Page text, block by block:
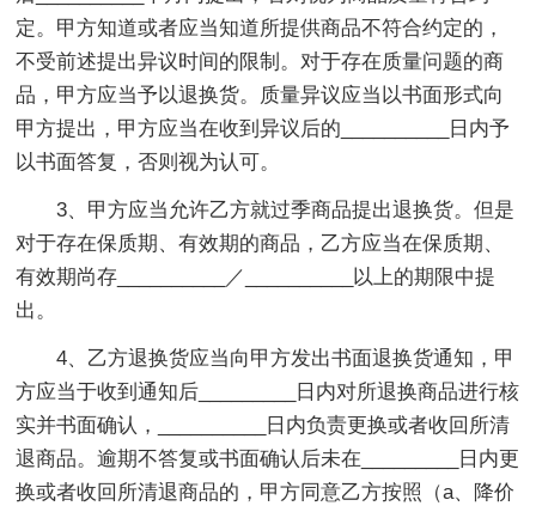
定。甲方知道或者应当知道所提供商品不符合约定的，
不受前述提出异议时间的限制。对于存在质量问题的商
品，甲方应当予以退换货。质量异议应当以书面形式向
甲方提出，甲方应当在收到异议后的__________日内予
以书面答复，否则视为认可。
3、甲方应当允许乙方就过季商品提出退换货。但是
对于存在保质期、有效期的商品，乙方应当在保质期、
有效期尚存__________／__________以上的期限中提
出。
4、乙方退换货应当向甲方发出书面退换货通知，甲
方应当于收到通知后_________日内对所退换商品进行核
实并书面确认，__________日内负责更换或者收回所清
退商品。逾期不答复或书面确认后未在_________日内更
换或者收回所清退商品的，甲方同意乙方按照（a、降价